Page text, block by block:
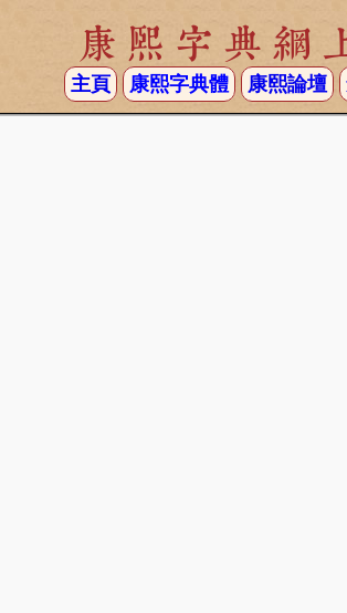
康熙字典網
主頁 康熙字典體 康熙論壇